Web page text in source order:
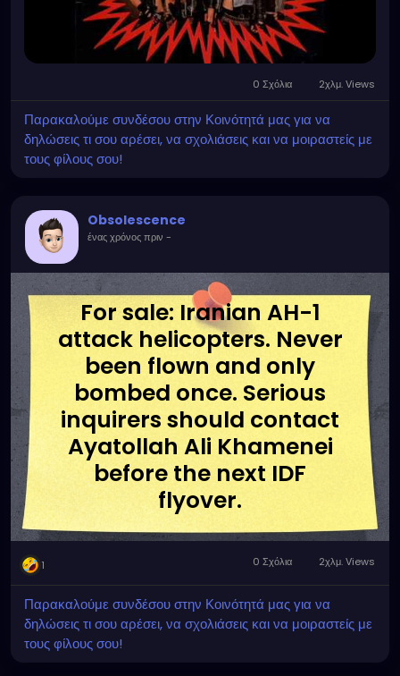
0 Σχόλια 2χλμ. Views
Παρακαλούμε συνδέσου στην Κοινότητά μας για να
δηλώσεις τι σου αρέσει, να σχολιάσεις και να μοιραστείς με
τους φίλους σου!
Obsolescence
ένας χρόνος πριν -
For sale: Iranian AH-1
attack helicopters. Never
been flown and only
bombed once. Serious
inquirers should contact
Ayatollah Ali Khamenei
before the next IDF
flyover.
1 0 Σχόλια 2χλμ. Views
Παρακαλούμε συνδέσου στην Κοινότητά μας για να
δηλώσεις τι σου αρέσει, να σχολιάσεις και να μοιραστείς με
τους φίλους σου!